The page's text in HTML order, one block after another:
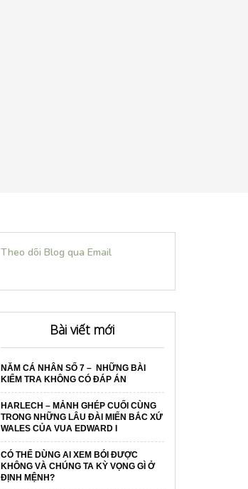
Theo dõi Blog qua Email
Bài viết mới
NĂM CÁ NHÂN SỐ 7 – NHỮNG BÀI
KIỂM TRA KHÔNG CÓ ĐÁP ÁN
HARLECH – MẢNH GHÉP CUỐI CÙNG
TRONG NHỮNG LÂU ĐÀI MIẾN BẮC XỨ
WALES CỦA VUA EDWARD I
CÓ THỂ DÙNG AI XEM BÓI ĐƯỢC
KHÔNG VÀ CHÚNG TA KỲ VỌNG GÌ Ở
ĐỊNH MỆNH?